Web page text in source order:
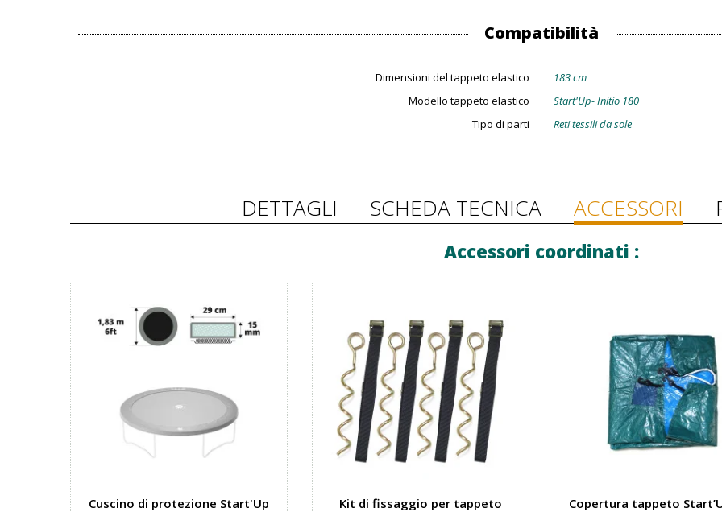
Compatibilità
Dimensioni del tappeto elastico
183 cm
Modello tappeto elastico
Start'Up- Initio 180
Tipo di parti
Reti tessili da sole
DETTAGLI SCHEDA TECNICA ACCESSORI
Accessori coordinati :
Cuscino di protezione Start'Up
Kit di fissaggio per tappeto
Copertura tappeto